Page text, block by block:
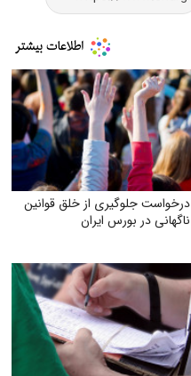
درخواست جلوگیری از خلق قوانین
ناگهانی در بورس ایران